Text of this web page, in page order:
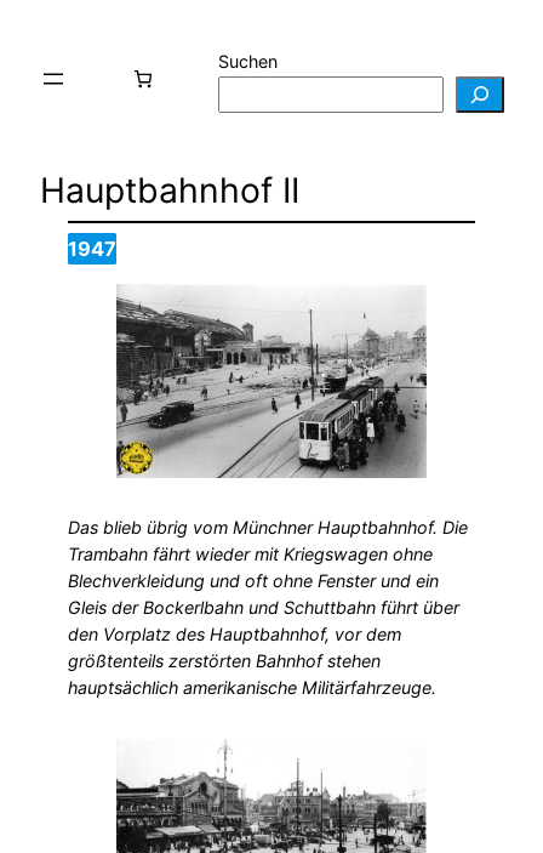
Suchen
Hauptbahnhof II
1947
Das blieb übrig vom Münchner Hauptbahnhof. Die
Trambahn fährt wieder mit Kriegswagen ohne
Blechverkleidung und oft ohne Fenster und ein
Gleis der Bockerlbahn und Schuttbahn führt über
den Vorplatz des Hauptbahnhof, vor dem
größtenteils zerstörten Bahnhof stehen
hauptsächlich amerikanische Militärfahrzeuge.